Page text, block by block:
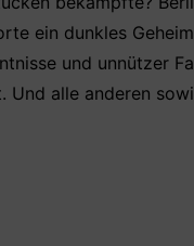
ein dunkles
und unnützer
Und alle anderen